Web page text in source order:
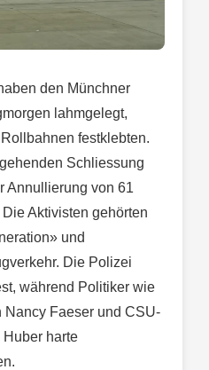
den Münchner
lahmgelegt,
festklebten.
Schliessung
Annullierung von 61
Aktivisten gehörten
und
Die Polizei
während Politiker wie
Faeser und CSU-
harte